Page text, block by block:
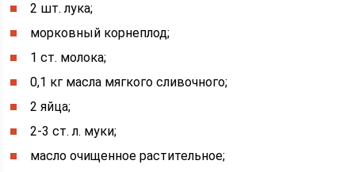
2 шт. лука;
морковный корнеплод;
1 ст. молока;
0,1 кг масла мягкого сливочного;
2 яйца;
2-3 ст. л. муки;
масло очищенное растительное;